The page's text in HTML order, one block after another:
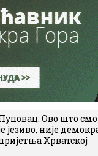
Ово што
језиво, није
Хрватској